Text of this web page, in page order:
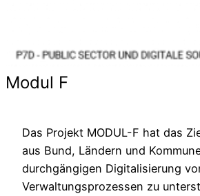
Modul F
Das Projekt MODUL-F hat das
aus Bund, Ländern und
durchgängigen Digitalisierung
Verwaltungsprozessen zu